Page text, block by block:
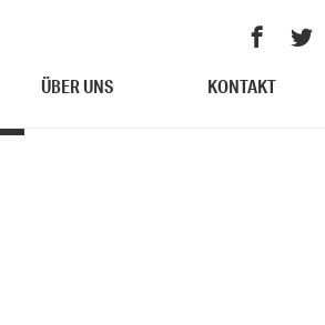
ÜBER UNS KONTAKT